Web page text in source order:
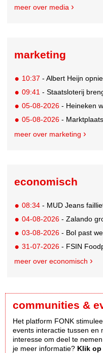
meer over media
marketing
10:37 - Albert Heijn opnieuw
09:41 - Staatsloterij brengt
05-08-2026 - Heineken
05-08-2026 - Marktplaats
meer over marketing
economisch
08:34 - MUD Jeans
04-08-2026 - Zalando groeit in
03-08-2026 - Bol past werkwijze
31-07-2026 - FSIN Foodpulse:
meer over economisch
communities &
Het platform FONK
events interactie tussen en
interesse om deel te
je meer informatie? Klik op